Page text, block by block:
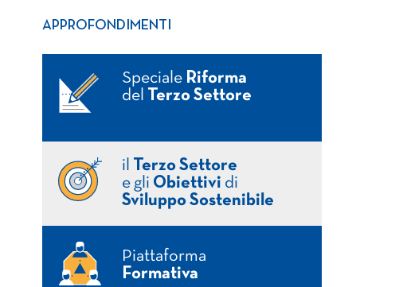
APPROFONDIMENTI
Speciale Riforma
del
Terzo Settore
il
Terzo Settore
e gli Obiettivi di
Sviluppo Sostenibile
Piattaforma
Formativa